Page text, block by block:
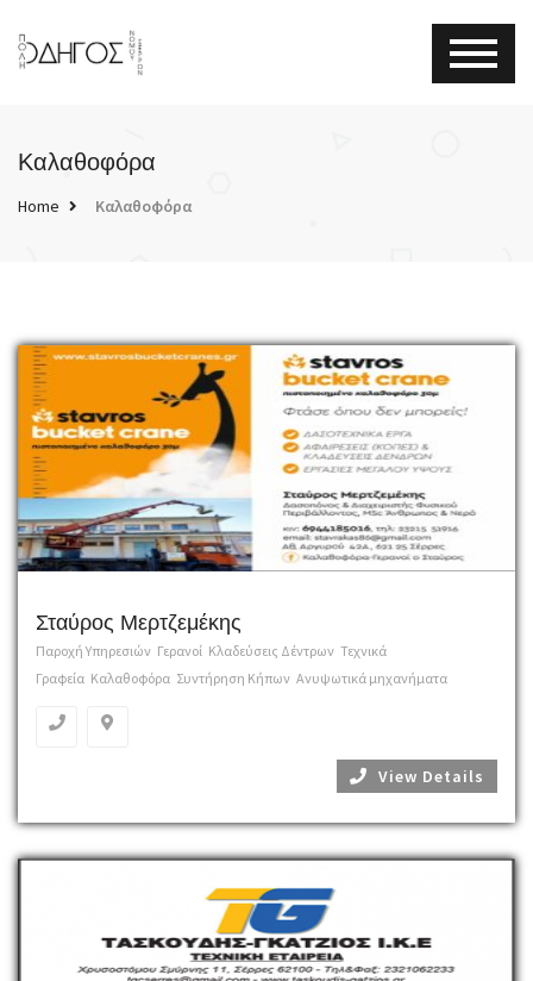
Καλαθοφόρα
Home Καλαθοφόρα
Σταύρος Μερτζεμέκης
Παροχή Υπηρεσιών Γερανοί Κλαδεύσεις Δέντρων Τεχνικά
Γραφεία Καλαθοφόρα Συντήρηση Κήπων Ανυψωτικά μηχανήματα
View Details